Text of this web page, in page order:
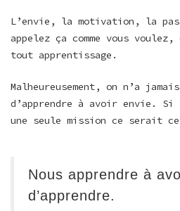
L’envie, la motivation, la
appelez ça comme vous
tout apprentissage.
Malheureusement, on n’a
d’apprendre à avoir envie.
une seule mission ce serait
Nous apprendre à
d’apprendre.